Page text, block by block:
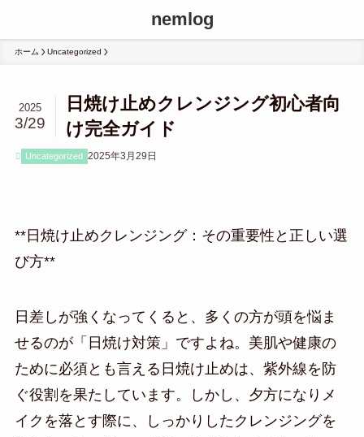
nemlog
ホーム Uncategorized
日焼け止めクレンジング初心者向
け完全ガイド
2025
3/29
Uncategorized 2025年3月29日
**日焼け止めクレンジング：その重要性と正しい選
び方**
日差しが強くなってくると、多くの方が頭を悩ま
せるのが「日焼け対策」ですよね。美肌や健康の
ために必須とも言える日焼け止めは、紫外線を防
ぐ役割を果たしています。しかし、夕方になりメ
イクを落とす際に、しっかりしたクレンジングを